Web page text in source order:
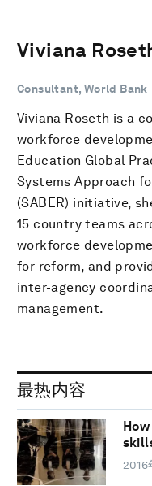
Viviana
Consultant, World Bank
Viviana Roseth is a
workforce
Education Global
Systems Approach
(SABER) initiative,
15 country teams
workforce
for reform, and
inter-agency
management.
最热内容
2016